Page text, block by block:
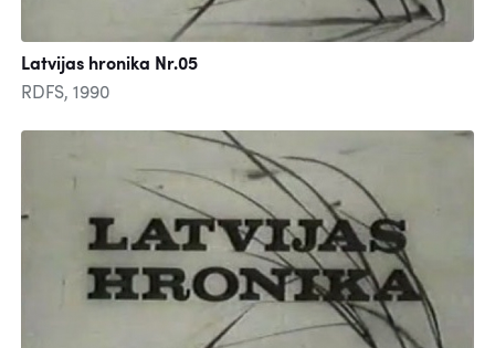
Latvijas hronika Nr.05
RDFS, 1990